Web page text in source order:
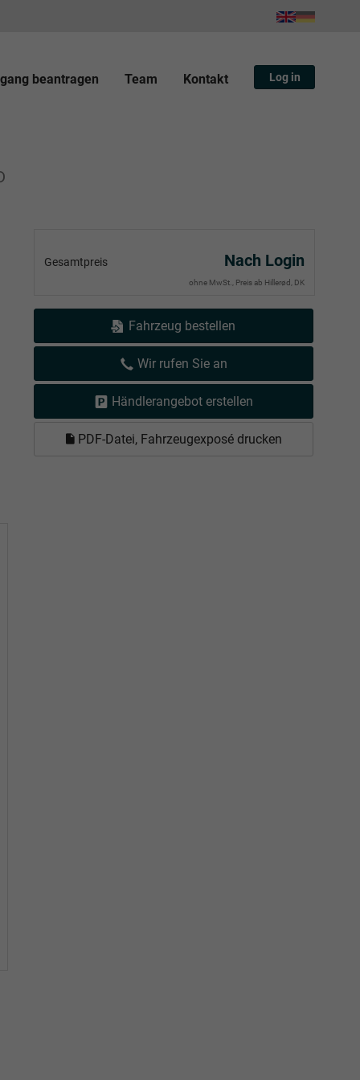
beantragen Team Kontakt Log in
Gesamtpreis Nach Login
ohne MwSt., Preis ab Hillerød, DK
Fahrzeug bestellen
Wir rufen Sie an
Händlerangebot erstellen
PDF-Datei, Fahrzeugexposé drucken